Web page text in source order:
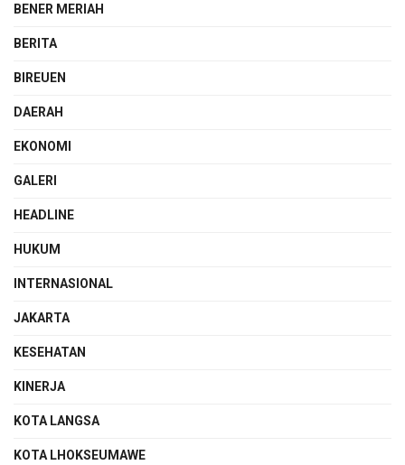
BENER MERIAH
BERITA
BIREUEN
DAERAH
EKONOMI
GALERI
HEADLINE
HUKUM
INTERNASIONAL
JAKARTA
KESEHATAN
KINERJA
KOTA LANGSA
KOTA LHOKSEUMAWE